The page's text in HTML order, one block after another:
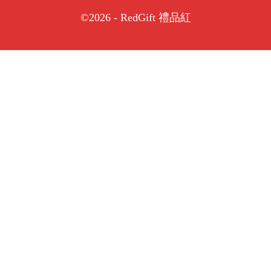
©2026 - RedGift 禮品紅